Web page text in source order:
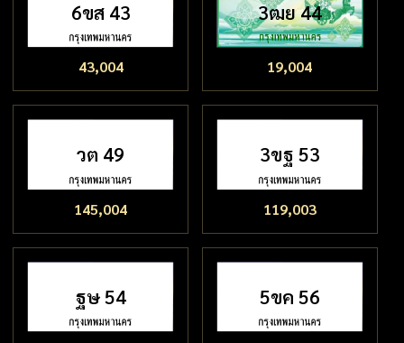
6ขส 43
43,004
3ฒย 44
19,004
วต 49
145,004
3ขฐ 53
119,003
ฐษ 54 5ขค 56